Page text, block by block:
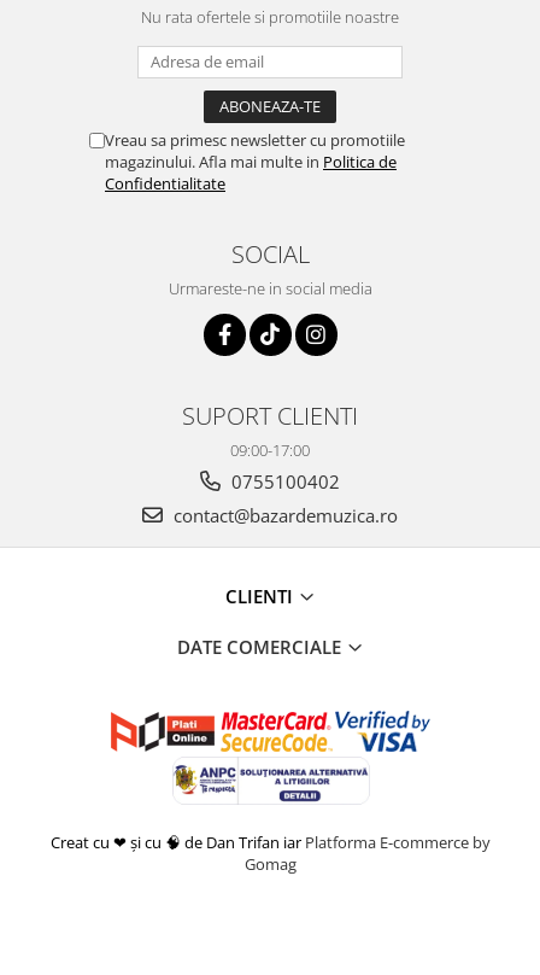
Nu rata ofertele si promotiile noastre
Vreau sa primesc newsletter cu promotiile
magazinului. Afla mai multe in Politica de
Confidentialitate
SOCIAL
Urmareste-ne in social media
SUPORT CLIENTI
09:00-17:00
0755100402
contact@bazardemuzica.ro
CLIENTI
DATE COMERCIALE
Creat cu ❤ și cu 🧠 de Dan Trifan iar Platforma E-commerce by
Gomag